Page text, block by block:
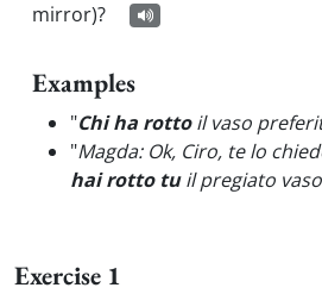
mirror)?
Examples
"Chi ha rottoil vaso
"Magda: Ok, Ciro, te lo
hai rotto tuil pregiato
Exercise 1